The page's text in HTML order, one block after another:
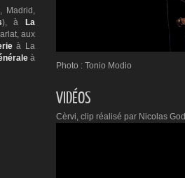
Madrid,
), à
La
aux
à La
à
Photo : Tonio Modio
VIDÉOS
Cèrvi, clip réalisé par Nicolas